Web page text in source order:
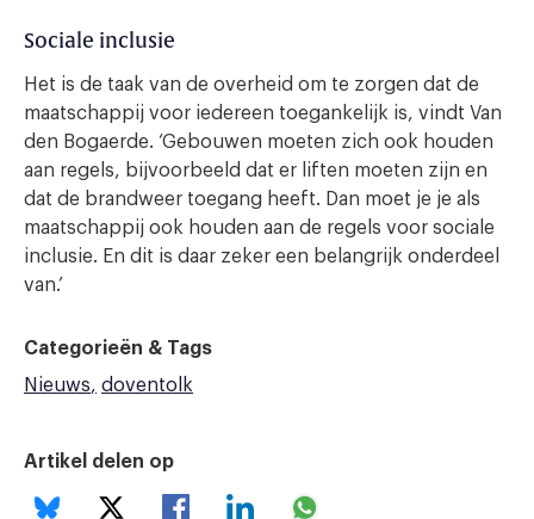
Sociale inclusie
Het is de taak van de overheid om te zorgen dat de
maatschappij voor iedereen toegankelijk is, vindt Van
den Bogaerde. ‘Gebouwen moeten zich ook houden
aan regels, bijvoorbeeld dat er liften moeten zijn en
dat de brandweer toegang heeft. Dan moet je je als
maatschappij ook houden aan de regels voor sociale
inclusie. En dit is daar zeker een belangrijk onderdeel
van.’
Categorieën & Tags
Nieuws
doventolk
Artikel delen op